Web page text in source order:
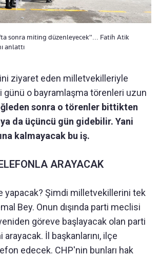
sonra miting düzenleyecek"... Fatih Atik
anlattı
ziyaret eden milletvekilleriyle
günü o bayramlaşma törenleri uzun
sonra o törenler bittikten
da üçüncü gün gidebilir. Yani
kalmayacak bu iş.
ARAYACAK
yapacak? Şimdi milletvekillerini tek
Bey. Onun dışında parti meclisi
göreve başlayacak olan parti
İl başkanlarını, ilçe
edecek. CHP'nin bunları hak